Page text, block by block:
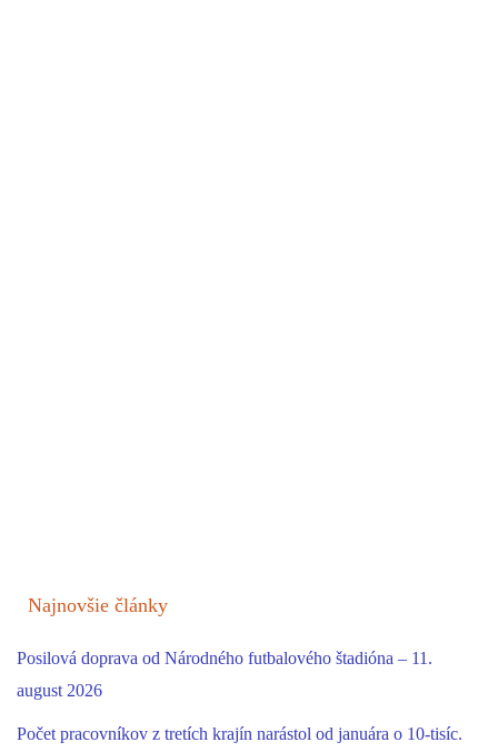
Najnovšie články
Posilová doprava od Národného futbalového štadióna – 11.
august 2026
Počet pracovníkov z tretích krajín narástol od januára o 10-tisíc.